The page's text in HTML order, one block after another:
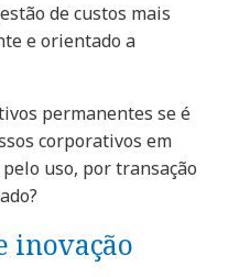
de custos mais
e orientado a
permanentes se é
corporativos em
uso, por transação
inovação